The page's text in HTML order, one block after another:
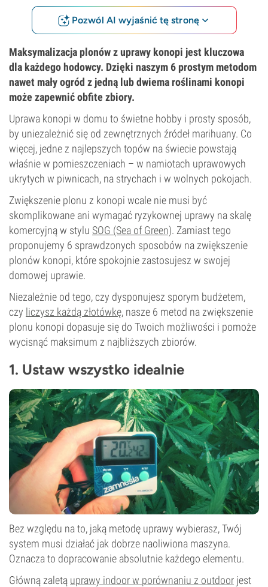
Pozwól AI wyjaśnić tę stronę
Maksymalizacja plonów z uprawy konopi jest kluczowa
dla każdego hodowcy. Dzięki naszym 6 prostym metodom
nawet mały ogród z jedną lub dwiema roślinami konopi
może zapewnić obfite zbiory.
Uprawa konopi w domu to świetne hobby i prosty sposób,
by uniezależnić się od zewnętrznych źródeł marihuany. Co
więcej, jedne z najlepszych topów na świecie powstają
właśnie w pomieszczeniach – w namiotach uprawowych
ukrytych w piwnicach, na strychach i w wolnych pokojach.
Zwiększenie plonu z konopi wcale nie musi być
skomplikowane ani wymagać ryzykownej uprawy na skalę
komercyjną w stylu SOG (Sea of Green). Zamiast tego
proponujemy 6 sprawdzonych sposobów na zwiększenie
plonów konopi, które spokojnie zastosujesz w swojej
domowej uprawie.
Niezależnie od tego, czy dysponujesz sporym budżetem,
czy liczysz każdą złotówkę, nasze 6 metod na zwiększenie
plonu konopi dopasuje się do Twoich możliwości i pomoże
wycisnąć maksimum z najbliższych zbiorów.
1. Ustaw wszystko idealnie
Bez względu na to, jaką metodę uprawy wybierasz, Twój
system musi działać jak dobrze naoliwiona maszyna.
Oznacza to dopracowanie absolutnie każdego elementu.
Główną zaletą uprawy indoor w porównaniu z outdoor jest